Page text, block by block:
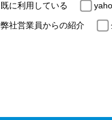
既に利用している
弊社営業員からの紹介